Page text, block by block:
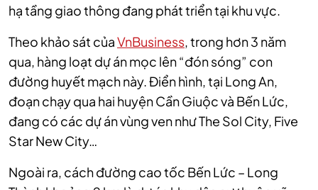
hạ tầng giao thông đang phát triển tại khu vực.
Theo khảo sát củaVnBusiness, trong hơn 3 năm
qua, hàng loạt dự án mọc lên “đón sóng” con
đường huyết mạch này. Điển hình, tại Long An,
đoạn chạy qua hai huyện Cần Giuộc và Bến Lức,
đang có các dự án vùng ven như The Sol City, Five
Star New City…
Ngoài ra, cách đường cao tốc Bến Lức – Long